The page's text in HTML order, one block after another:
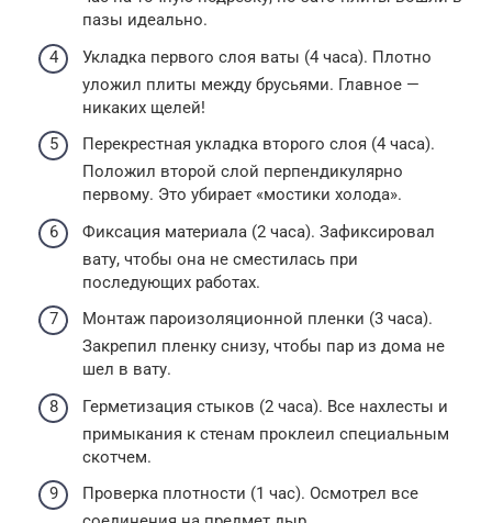
пазы идеально.
Укладка первого слоя ваты (4 часа). Плотно
уложил плиты между брусьями. Главное —
никаких щелей!
Перекрестная укладка второго слоя (4 часа).
Положил второй слой перпендикулярно
первому. Это убирает «мостики холода».
Фиксация материала (2 часа). Зафиксировал
вату, чтобы она не сместилась при
последующих работах.
Монтаж пароизоляционной пленки (3 часа).
Закрепил пленку снизу, чтобы пар из дома не
шел в вату.
Герметизация стыков (2 часа). Все нахлесты и
примыкания к стенам проклеил специальным
скотчем.
Проверка плотности (1 час). Осмотрел все